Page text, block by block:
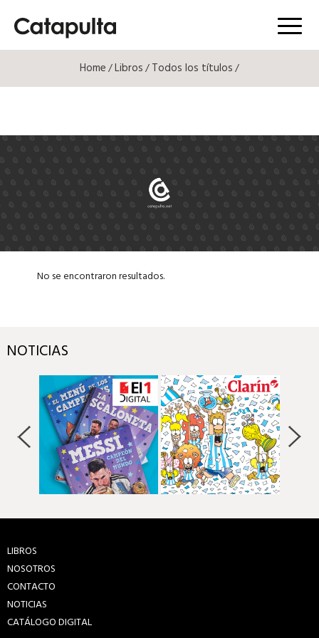
Menú
Home/Libros/Todos los títulos/
No se encontraron resultados.
NOTICIAS
LIBROS
NOSOTROS
CONTACTO
NOTICIAS
CATÁLOGO DIGITAL